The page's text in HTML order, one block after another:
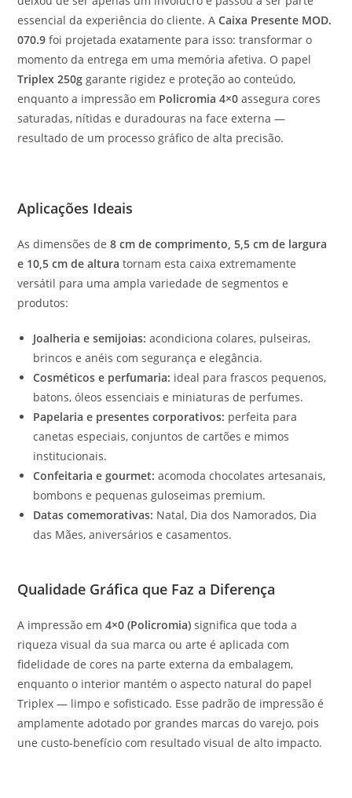
essencial da experiência do cliente. ACaixa Presente MOD.
070.9 foi projetada exatamente para isso: transformar o
momento da entrega em uma memória afetiva. O papel
Triplex 250g garante rigidez e proteção ao conteúdo,
enquanto a impressão em Policromia 4×0 assegura cores
saturadas, nítidas e duradouras na face externa —
resultado de um processo gráfico de alta precisão.
Aplicações Ideais
As dimensões de8 cm de comprimento, 5,5 cm de largura
e 10,5 cm de altura tornam esta caixa extremamente
versátil para uma ampla variedade de segmentos e
produtos:
Joalheria e semijoias: acondiciona colares, pulseiras,
brincos e anéis com segurança e elegância.
Cosméticos e perfumaria: ideal para frascos pequenos,
batons, óleos essenciais e miniaturas de perfumes.
Papelaria e presentes corporativos: perfeita para
canetas especiais, conjuntos de cartões e mimos
institucionais.
Confeitaria e gourmet: acomoda chocolates artesanais,
bombons e pequenas guloseimas premium.
Datas comemorativas: Natal, Dia dos Namorados, Dia
das Mães, aniversários e casamentos.
Qualidade Gráfica que Faz a Diferença
A impressão em4×0 (Policromia) significa que toda a
riqueza visual da sua marca ou arte é aplicada com
fidelidade de cores na parte externa da embalagem,
enquanto o interior mantém o aspecto natural do papel
Triplex — limpo e sofisticado. Esse padrão de impressão é
amplamente adotado por grandes marcas do varejo, pois
une custo-benefício com resultado visual de alto impacto.